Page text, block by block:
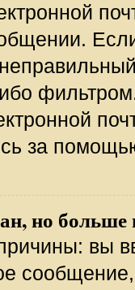
за
но
вы